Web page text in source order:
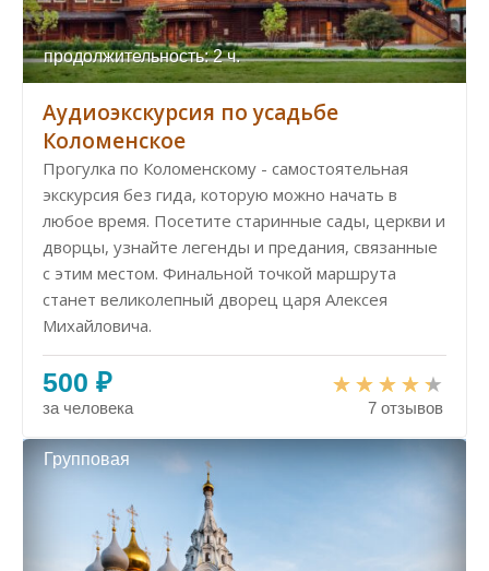
продолжительность: 2 ч.
Аудиоэкскурсия по усадьбе
Коломенское
Прогулка по Коломенскому - самостоятельная
экскурсия без гида, которую можно начать в
любое время. Посетите старинные сады, церкви и
дворцы, узнайте легенды и предания, связанные
с этим местом. Финальной точкой маршрута
станет великолепный дворец царя Алексея
Михайловича.
500 ₽
за человека 7 отзывов
Групповая